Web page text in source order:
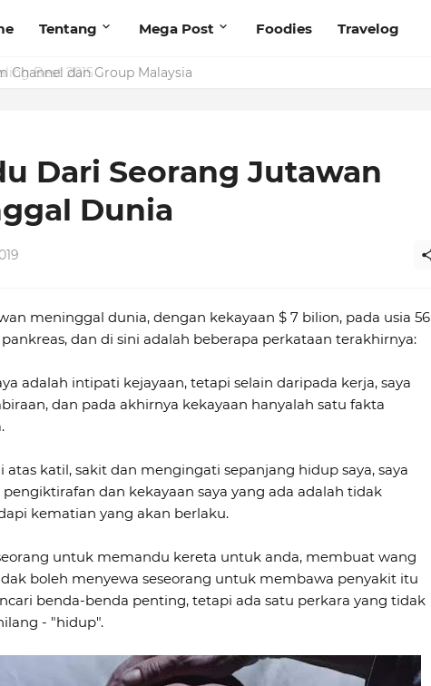
Tentang Mega Post Foodies Travelog
Best 2015
Dari Seorang Jutawan
Dunia
meninggal dunia, dengan kekayaan $ 7 bilion, pada usia 56
dan di sini adalah beberapa perkataan terakhirnya:
adalah intipati kejayaan, tetapi selain daripada kerja, saya
dan pada akhirnya kekayaan hanyalah satu fakta
atas katil, sakit dan mengingati sepanjang hidup saya, saya
dan kekayaan saya yang ada adalah tidak
kematian yang akan berlaku.
untuk memandu kereta untuk anda, membuat wang
boleh menyewa seseorang untuk membawa penyakit itu
benda-benda penting, tetapi ada satu perkara yang tidak
- "hidup".